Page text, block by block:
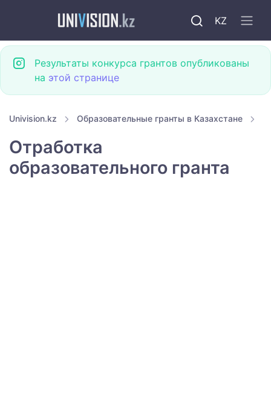
KZ
Результаты конкурса грантов опубликованы
на этой странице
Univision.kz Образовательные гранты в Казахстане
Отработка
образовательного гранта